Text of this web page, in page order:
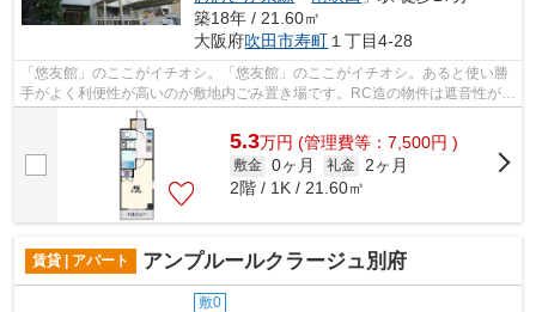
築18年 / 21.60㎡
大阪府吹田市寿町 １丁目4-28
「悠友館」のここがイチオシ。「悠友館」のここがイチオシ。あると使い勝
手がよく利便性が高いのが敷地内ごみ置き場です。RC造の物件は遮音性が非
常に高いので静かな環境を作り出せま...
5.3万円 (管理費等：7,500円 )
敷金 0ヶ月 礼金 2ヶ月
2階 / 1K / 21.60㎡
賃貸 | アパート アンプルールクラージュ別府
敷0